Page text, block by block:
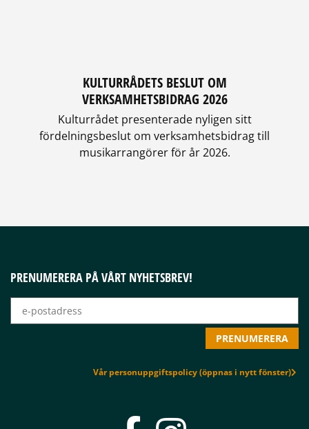
KULTURRÅDETS BESLUT OM
VERKSAMHETSBIDRAG 2026
Kulturrådet presenterade nyligen sitt
fördelningsbeslut om verksamhetsbidrag till
musikarrangörer för år 2026.
PRENUMERERA PÅ VÅRT NYHETSBREV!
Vår personuppgiftspolicy (öppnas i nytt fönster)